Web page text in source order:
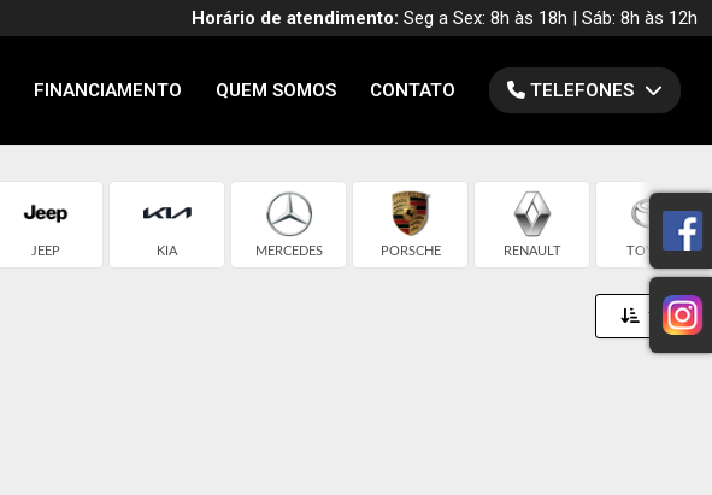
Horário de atendimento: Seg a Sex: 8h às 18h | Sáb: 8h às 12h
FINANCIAMENTO QUEM SOMOS CONTATO TELEFONES
JEEP KIA MERCEDES PORSCHE RENAULT TOYOTA
Toggle